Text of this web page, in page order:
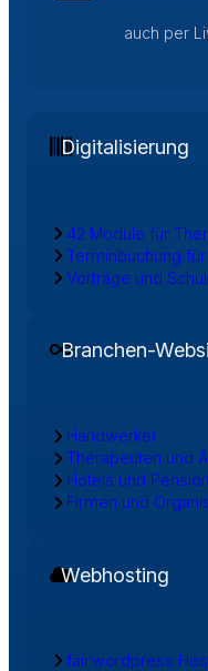
auch per
Digitalisierung
42 Module für
Terminbuchung
Vorträge und
Branchen-
Handwerker
Therapeuten und
Hotels und
Firmen und
Webhosting
fair.wordpress